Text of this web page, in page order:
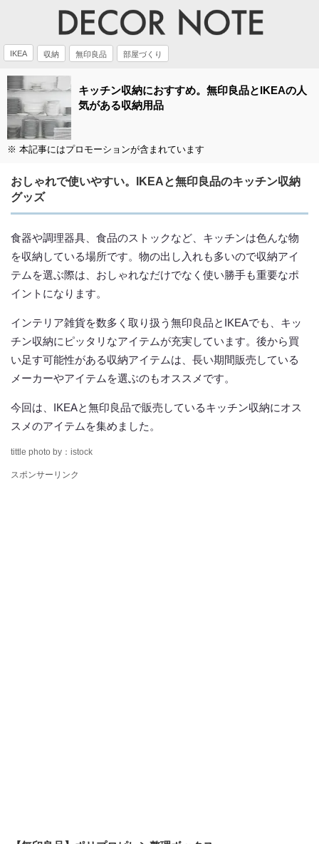
IKEA 収納 無印良品 部屋づくり
キッチン収納におすすめ。無印良品とIKEAの人
気がある収納用品
※ 本記事にはプロモーションが含まれています
おしゃれで使いやすい。IKEAと無印良品のキッチン収納
グッズ
食器や調理器具、食品のストックなど、キッチンは色んな物
を収納している場所です。物の出し入れも多いので収納アイ
テムを選ぶ際は、おしゃれなだけでなく使い勝手も重要なポ
イントになります。
インテリア雑貨を数多く取り扱う無印良品とIKEAでも、キッ
チン収納にピッタリなアイテムが充実しています。後から買
い足す可能性がある収納アイテムは、長い期間販売している
メーカーやアイテムを選ぶのもオススメです。
今回は、IKEAと無印良品で販売しているキッチン収納にオス
スメのアイテムを集めました。
tittle photo by：istock
スポンサーリンク